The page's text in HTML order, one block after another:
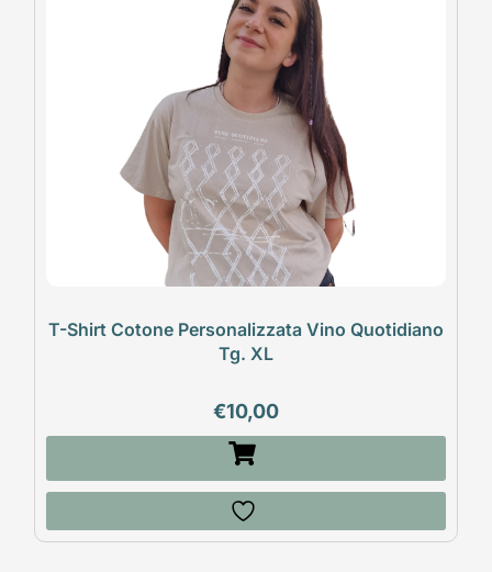
T-Shirt Cotone Personalizzata Vino Quotidiano
Tg. XL
€10,00